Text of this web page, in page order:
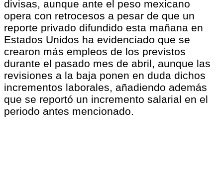
divisas, aunque ante el peso mexicano
opera con retrocesos a pesar de que un
reporte privado difundido esta mañana en
Estados Unidos ha evidenciado que se
crearon más empleos de los previstos
durante el pasado mes de abril, aunque las
revisiones a la baja ponen en duda dichos
incrementos laborales, añadiendo además
que se reportó un incremento salarial en el
periodo antes mencionado.